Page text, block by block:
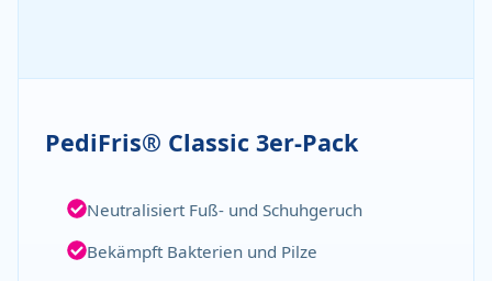
PediFris® Classic 3er-Pack
Neutralisiert Fuß- und Schuhgeruch
Bekämpft Bakterien und Pilze